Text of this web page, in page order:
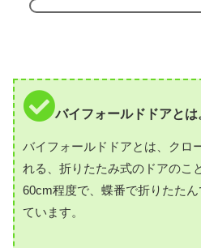
バイフォールドドアとは
バイフォールドドアとは、クロ
れる、折りたたみ式のドアのこ
60cm程度で、蝶番で折りたた
ています。